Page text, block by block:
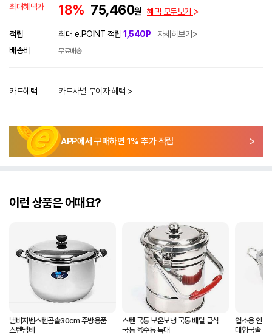
최대혜택가
18% 75,460원 혜택 모두보기
적립 최대 e.POINT 적립 1,540P
자세히보기
배송비
무료배송
카드혜택 카드사별 무이자 혜택 >
APP에서 구매하면 1% 추가 적립
이런 상품은 어때요?
냄비지벤스텐곰솥30cm 주방용품
스텐냄비
스텐 국통 보온보냉 국통 배달 급식
국통 육수통 특대
업소용 인덕
대형국솥